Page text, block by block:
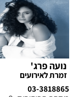
נועה פרג'
זמרת לאירועים
03-3818865